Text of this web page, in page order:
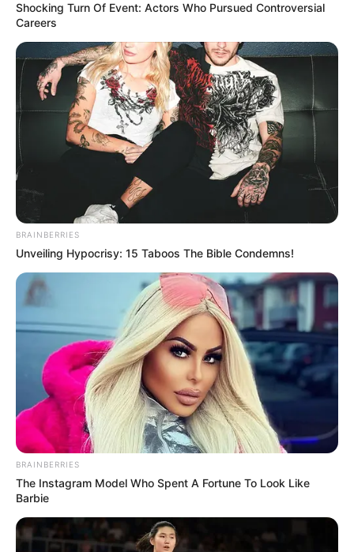
Shocking Turn Of Event: Actors Who Pursued Controversial
Careers
BRAINBERRIES
Unveiling Hypocrisy: 15 Taboos The Bible Condemns!
BRAINBERRIES
The Instagram Model Who Spent A Fortune To Look Like
Barbie